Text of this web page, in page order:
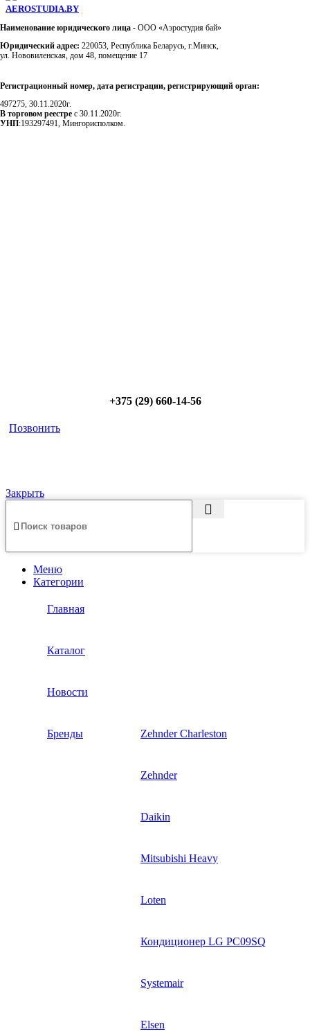
AEROSTUDIA.BY
Наименование юридического лица - ООО «Аэростудия бай»
Юридический адрес: 220053, Республика Беларусь, г.Минск,
ул. Нововиленская, дом 48, помещение 17
Регистрационный номер, дата регистрации, регистрирующий орган:
497275, 30.11.2020г.
В торговом реестре с 30.11.2020г.
УНП:193297491, Мингорисполком.
+375 (29) 660-14-56
Позвонить
Закрыть
Меню
Категории
Главная
Каталог
Новости
Бренды Zehnder Charleston
Zehnder
Daikin
Mitsubishi Heavy
Loten
Кондиционер LG PC09SQ
Systemair
Elsen